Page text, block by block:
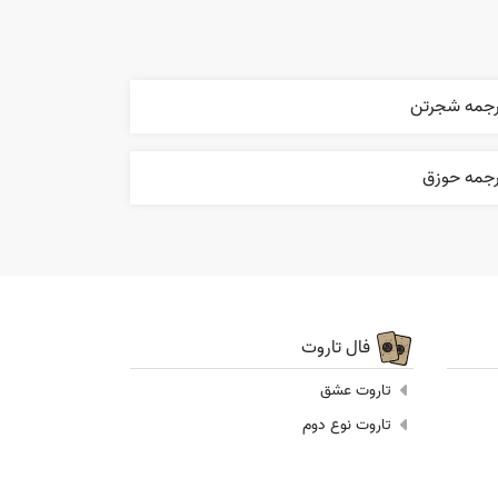
شجرتن
حوزق
فال تاروت
تاروت عشق
تاروت نوع دوم